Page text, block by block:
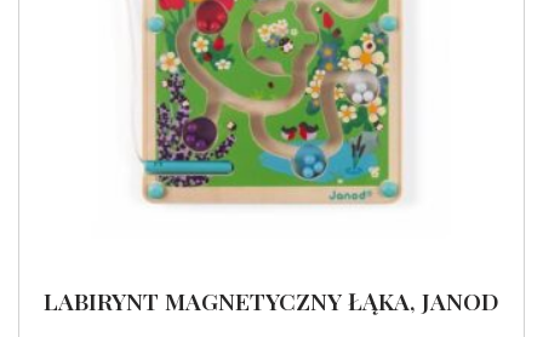
LABIRYNT MAGNETYCZNY ŁĄKA, JANOD